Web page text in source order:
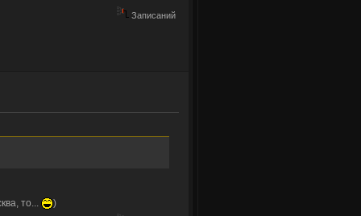
Записаний
то... )